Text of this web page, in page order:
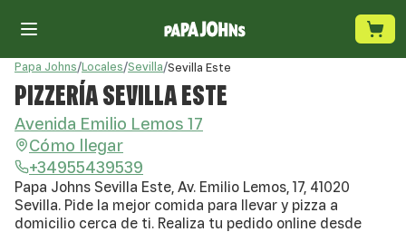
Papa Johns/Locales/Sevilla/Sevilla Este
PIZZERÍA SEVILLA ESTE
Avenida Emilio Lemos 17
Cómo llegar
+34955439539
Papa Johns Sevilla Este, Av. Emilio Lemos, 17, 41020
Sevilla. Pide la mejor comida para llevar y pizza a
domicilio cerca de ti. Realiza tu pedido online desde